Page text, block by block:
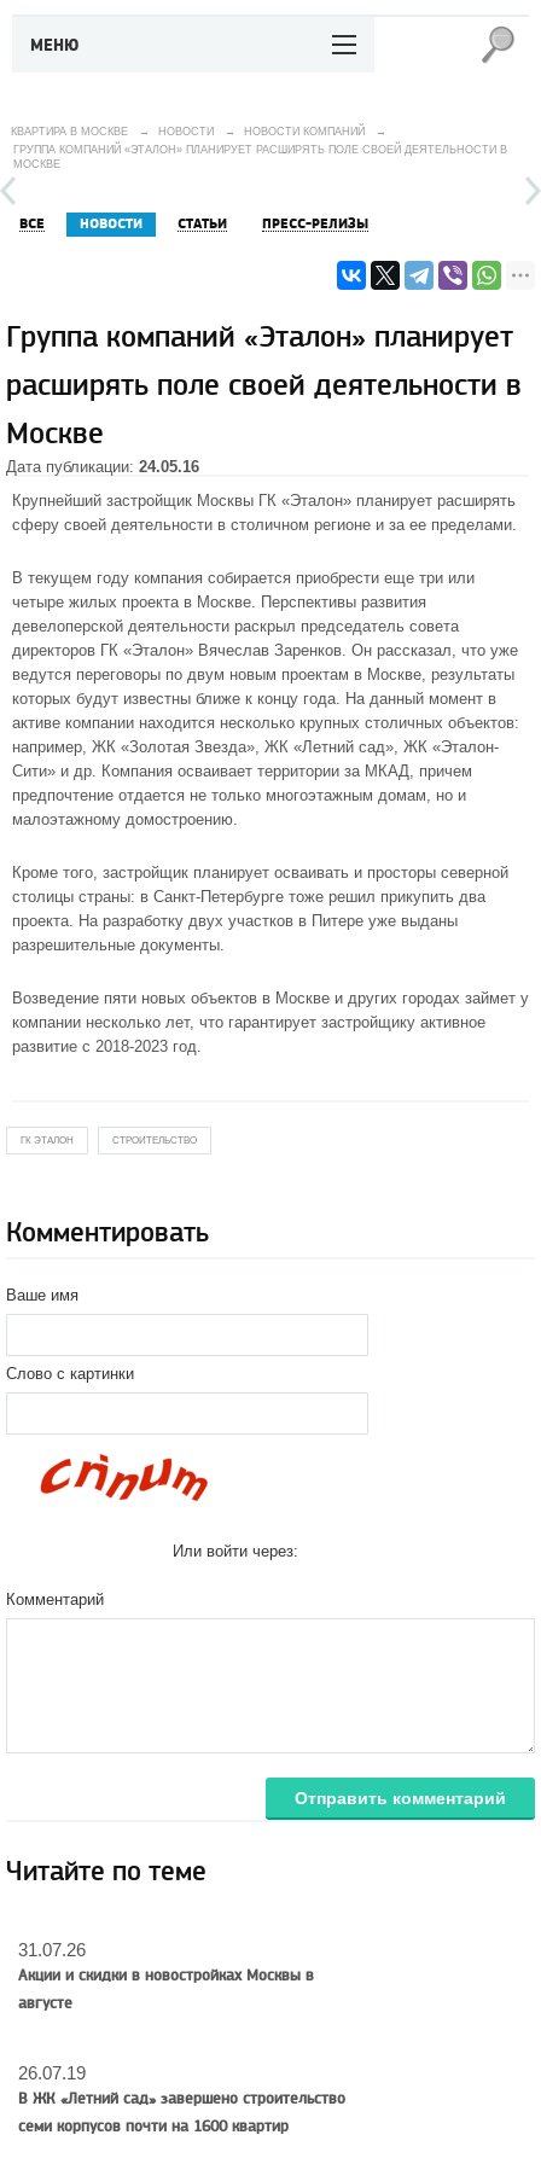
МЕНЮ
КВАРТИРА В МОСКВЕ → НОВОСТИ → НОВОСТИ КОМПАНИЙ
→
ГРУППА КОМПАНИЙ «ЭТАЛОН» ПЛАНИРУЕТ РАСШИРЯТЬ ПОЛЕ СВОЕЙ ДЕЯТЕЛЬНОСТИ В
МОСКВЕ
ВСЕ НОВОСТИ СТАТЬИ ПРЕСС-РЕЛИЗЫ
Группа компаний «Эталон» планирует
расширять поле своей деятельности в
Москве
Дата публикации: 24.05.16
Крупнейший застройщик Москвы ГК «Эталон» планирует расширять
сферу своей деятельности в столичном регионе и за ее пределами.
В текущем году компания собирается приобрести еще три или
четыре жилых проекта в Москве. Перспективы развития
девелоперской деятельности раскрыл председатель совета
директоров ГК «Эталон» Вячеслав Заренков. Он рассказал, что уже
ведутся переговоры по двум новым проектам в Москве, результаты
которых будут известны ближе к концу года. На данный момент в
активе компании находится несколько крупных столичных объектов:
например, ЖК «Золотая Звезда», ЖК «Летний сад», ЖК «Эталон-
Сити» и др. Компания осваивает территории за МКАД, причем
предпочтение отдается не только многоэтажным домам, но и
малоэтажному домостроению.
Кроме того, застройщик планирует осваивать и просторы северной
столицы страны: в Санкт-Петербурге тоже решил прикупить два
проекта. На разработку двух участков в Питере уже выданы
разрешительные документы.
Возведение пяти новых объектов в Москве и других городах займет у
компании несколько лет, что гарантирует застройщику активное
развитие с 2018-2023 год.
ГК ЭТАЛОН СТРОИТЕЛЬСТВО
Комментировать
Ваше имя
Слово с картинки
Или войти через:
Комментарий
Отправить комментарий
Читайте по теме
31.07.26
Акции и скидки в новостройках Москвы в
августе
26.07.19
В ЖК «Летний сад» завершено строительство
семи корпусов почти на 1600 квартир